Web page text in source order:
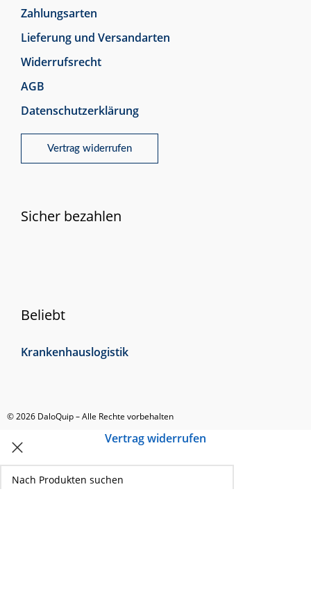
Zahlungsarten
Lieferung und Versandarten
Widerrufsrecht
AGB
Datenschutzerklärung
Vertrag widerrufen
Sicher bezahlen
Beliebt
Krankenhauslogistik
© 2026 DaloQuip – Alle Rechte vorbehalten
Vertrag widerrufen